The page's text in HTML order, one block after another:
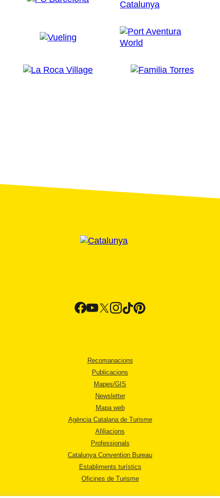
Recomanacions
Publicacions
Mapes/GIS
Newsletter
Mapa web
Agència Catalana de Turisme
Afiliacions
Professionals
Catalunya Convention Bureau
Establiments turístics
Oficines de Turisme